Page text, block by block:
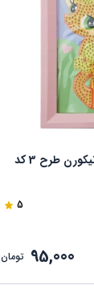
نقاشی الماسی قابدار سری یونیکورن طرح 3 کد
5
95,000 تومان